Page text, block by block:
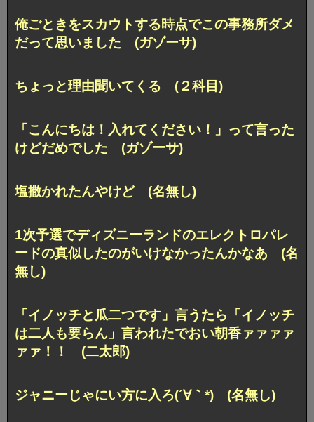
俺ごときをスカウトする時点でこの事務所ダメ
だって思いました (ガゾーサ)
ちょっと理由聞いてくる (２科目)
「こんにちは！入れてください！」って言った
けどだめでした (ガゾーサ)
塩撒かれたんやけど (名無し)
1次予選でディズニーランドのエレクトロパレ
ードの真似したのがいけなかったんかなあ (名
無し)
「イノッチと瓜二つです」言うたら「イノッチ
は二人も要らん」言われたでおい朝香ァァァァ
ァァ！！ (二太郎)
ジャニーじゃにい方に入ろ(´∀｀*) (名無し)